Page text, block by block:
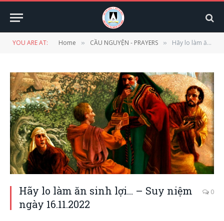
YOU ARE AT: Home » CẦU NGUYỆN - PRAYERS » Hãy lo làm ăn sinh lợi… – Suy niệm ngày 16.11.2022
Hãy lo làm ăn sinh lợi… – Suy niệm
ngày 16.11.2022
0